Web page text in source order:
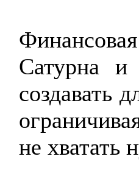
Сатурна и
создавать
не